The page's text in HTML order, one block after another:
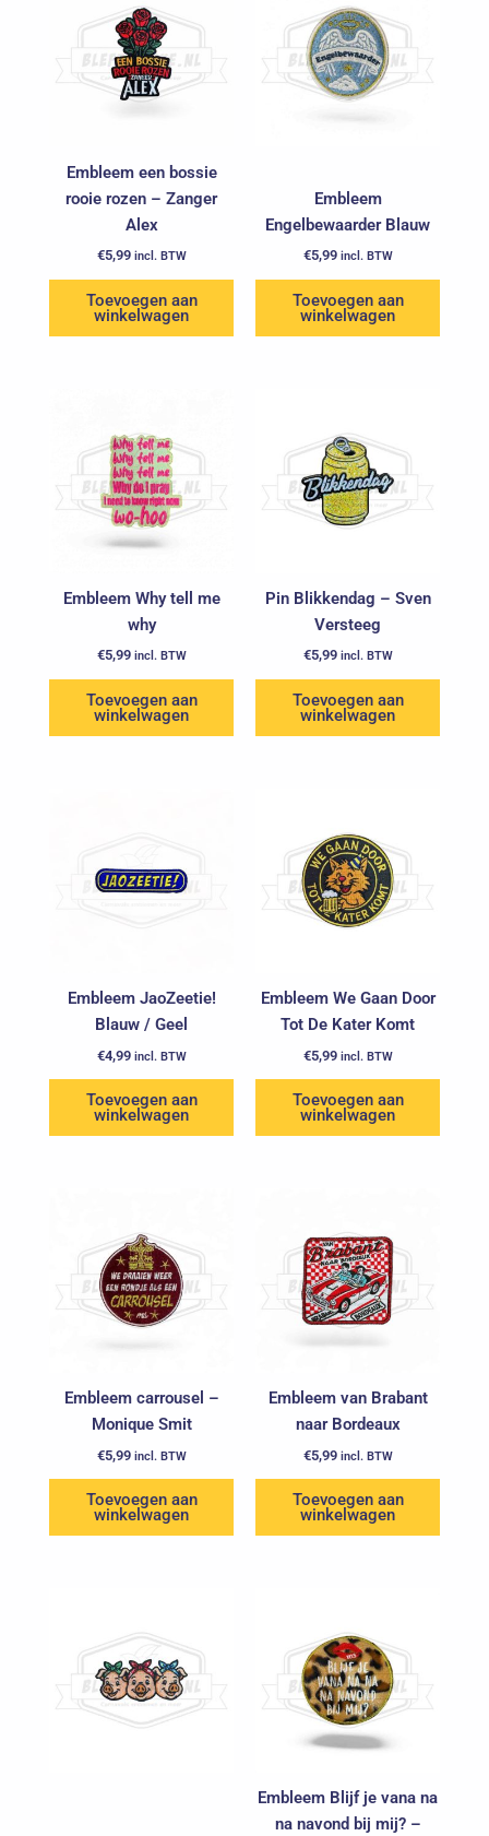
Embleem een bossie
rooie rozen – Zanger
Alex
€5,99 incl. BTW
Toevoegen aan
winkelwagen
Embleem
Engelbewaarder Blauw
€5,99 incl. BTW
Toevoegen aan
winkelwagen
Embleem Why tell me
why
€5,99 incl. BTW
Toevoegen aan
winkelwagen
Pin Blikkendag – Sven
Versteeg
€5,99 incl. BTW
Toevoegen aan
winkelwagen
Embleem JaoZeetie!
Blauw / Geel
€4,99 incl. BTW
Toevoegen aan
winkelwagen
Embleem We Gaan Door
Tot De Kater Komt
€5,99 incl. BTW
Toevoegen aan
winkelwagen
Embleem carrousel –
Monique Smit
€5,99 incl. BTW
Toevoegen aan
winkelwagen
Embleem van Brabant
naar Bordeaux
€5,99 incl. BTW
Toevoegen aan
winkelwagen
Embleem Blijf je vana na
na navond bij mij? –